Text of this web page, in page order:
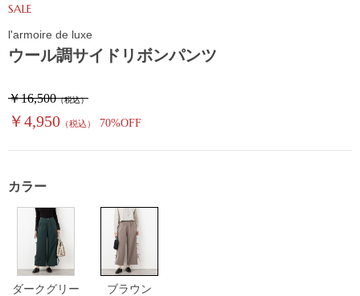
ウール調サイドリボンパンツ
SALE
￥16,500（税込）
￥4,950 （税込） 70%OFF
l'armoire de luxe
カラー
ダークグリー
ブラウン